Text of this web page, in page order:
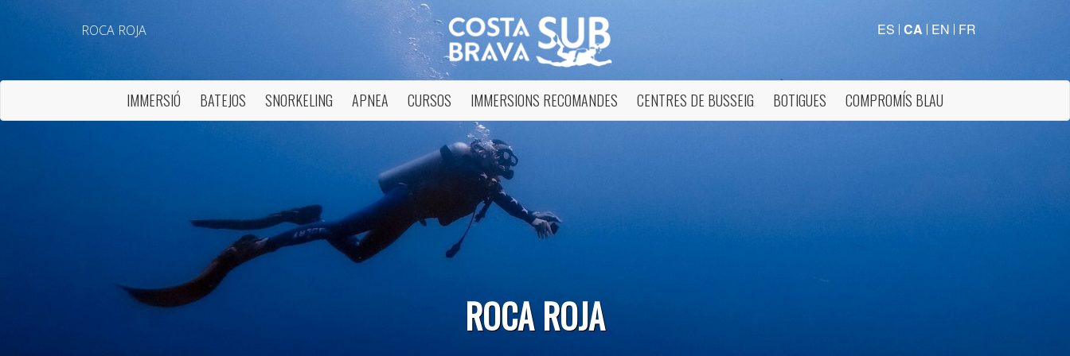
ROCA ROJA ES CA EN FR
IMMERSIÓ BATEJOS SNORKELING APNEA CURSOS IMMERSIONS RECOMANDES CENTRES DE BUSSEIG BOTIGUES COMPROMÍS BLAU
ROCA ROJA
Modificar cookies
Aquest lloc web utilitza cookies pròpies per recopilar informació amb la finalitat de
millorar els nostres serveis. Si continua navegant, suposa l'acceptació de la instal·lació